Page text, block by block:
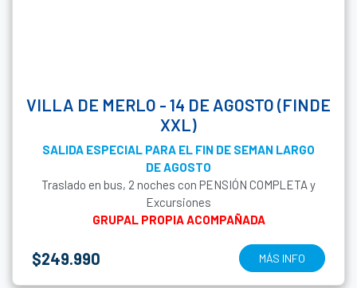
VILLA DE MERLO - 14 DE AGOSTO (FINDE
XXL)
SALIDA ESPECIAL PARA EL FIN DE SEMAN LARGO
DE AGOSTO
Traslado en bus, 2 noches con PENSIÓN COMPLETA y
Excursiones
GRUPAL PROPIA ACOMPAÑADA
$249.990 MÁS INFO